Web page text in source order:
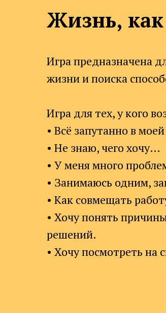
Жизнь,
Игра предназначена
жизни и поиска
Игра для тех, у кого
• Всё запутанно в
• Не знаю, чего хочу…
• У меня много
• Занимаюсь одним,
• Как совмещать
• Хочу понять
решений.
• Хочу посмотреть на